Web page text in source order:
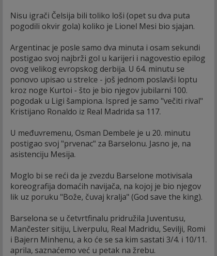
Nisu igrači Čelsija bili toliko loši (opet su dva puta
pogodili okvir gola) koliko je Lionel Mesi bio sjajan.
Argentinac je posle samo dva minuta i osam sekundi
postigao svoj najbrži gol u karijeri i nagovestio epilog
ovog velikog evropskog derbija. U 64. minutu se
ponovo upisao u strelce - još jednom poslavši loptu
kroz noge Kurtoi - što je bio njegov jubilarni 100.
pogodak u Ligi šampiona. Ispred je samo "večiti rival"
Kristijano Ronaldo iz Real Madrida sa 117.
U međuvremenu, Osman Dembele je u 20. minutu
postigao svoj "prvenac" za Barselonu. Jasno je, na
asistenciju Mesija.
Moglo bi se reći da je zvezdu Barselone motivisala
koreografija domaćih navijača, na kojoj je bio njegov
lik uz poruku "Bože, čuvaj kralja" (God save the king).
Barselona se u četvrtfinalu pridružila Juventusu,
Mančester sitiju, Liverpulu, Real Madridu, Sevilji, Romi
i Bajern Minhenu, a ko će se sa kim sastati 3/4. i 10/11.
aprila, saznaćemo već u petak na žrebu.